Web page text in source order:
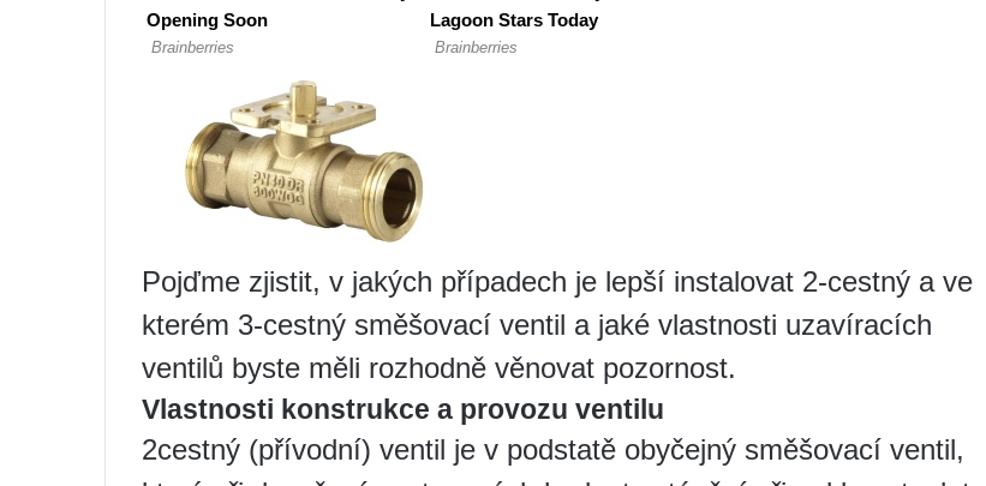
Pojďme zjistit, v jakých případech je lepší instalovat 2-cestný a ve
kterém 3-cestný směšovací ventil a jaké vlastnosti uzavíracích
ventilů byste měli rozhodně věnovat pozornost.
Vlastnosti konstrukce a provozu ventilu
2cestný (přívodní) ventil je v podstatě obyčejný směšovací ventil,